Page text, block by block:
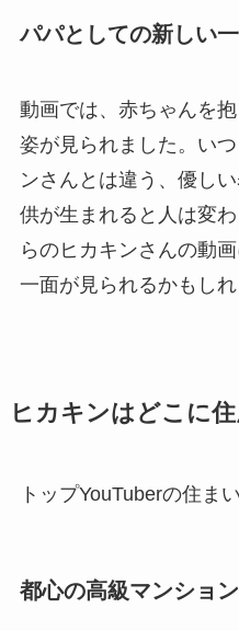
パパとしての新しい
動画では、赤ちゃんを
姿が見られました。い
ンさんとは違う、優し
供が生まれると人は変
らのヒカキンさんの動
一面が見られるかもしれ
ヒカキンはどこに
トップYouTuberの住ま
都心の高級マンショ